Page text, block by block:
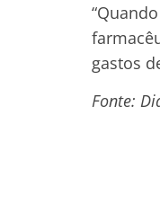
gastos
Fonte: